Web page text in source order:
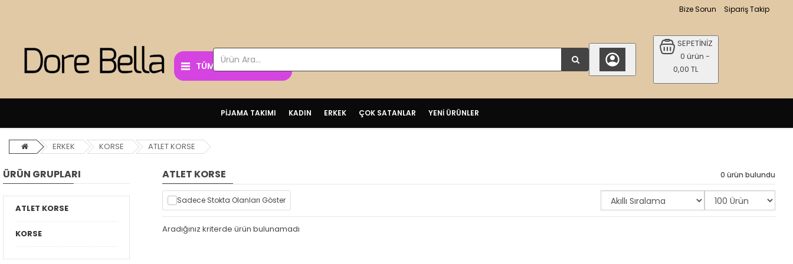
Bize Sorun Sipariş Takip
SEPETİNİZ
0 ürün -
0,00 TL
TÜM KATEGORİLER
PİJAMA TAKIMI KADIN ERKEK ÇOK SATANLAR YENİ ÜRÜNLER
ERKEK KORSE ATLET KORSE
ÜRÜN GRUPLARI
ATLET KORSE
KORSE
ATLET KORSE 0 ürün bulundu
Sadece Stokta Olanları Göster
Aradığınız kriterde ürün bulunamadı